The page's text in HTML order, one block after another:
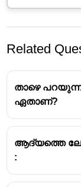
നഗരങ്ങൾ"
ഈ പട്ടിക
Related
താഴെ
ഏതാണ്?
ആദ്യത്തെ
: